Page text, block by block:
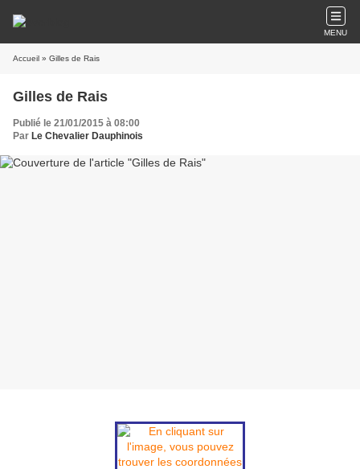
MENU
Accueil » Gilles de Rais
Gilles de Rais
Publié le 21/01/2015 à 08:00
Par Le Chevalier Dauphinois